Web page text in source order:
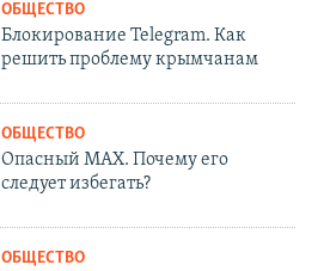
ОБЩЕСТВО
Блокирование Telegram. Как
решить проблему крымчанам
ОБЩЕСТВО
Опасный MAX. Почему его
следует избегать?
ОБЩЕСТВО